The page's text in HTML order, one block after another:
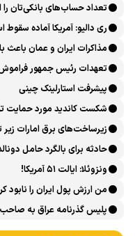
تعداد حساب‌های بانکی‌تان را
ری دالیو: آمریکا آماده
مذاکرات ایران و عمان باعث
تعهدات رئیس جمهور
پیشرفت ‏استارلینک چینی
شکست کاندید مورد حمایت
زیرساخت‌های برق امارات
حادثه برای بالگرد حامل
ونزوئلا: ایالت ۵۱ آمریکا!
من ارزش پول ایران را نابود
پلیس گذرنامه عراق به